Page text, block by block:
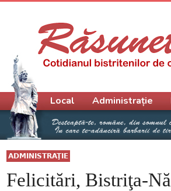
ADMINISTRAŢIE
Felicitări, Bistriţa-
Meniu principal
Local Administrație